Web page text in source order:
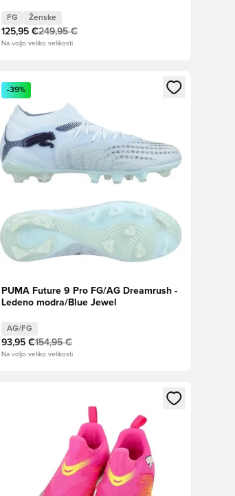
FG Ženske
125,95 €249,95 €
Na voljo veliko velikosti
Odpre Modal za prijavo ali vpis kot član
-39%
PUMA Future 9 Pro FG/AG Dreamrush -
Ledeno modra/Blue Jewel
AG/FG
93,95 €154,95 €
Na voljo veliko velikosti
Odpre Modal za prijavo ali vpis kot član